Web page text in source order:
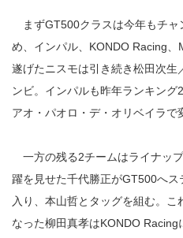
まずGT500クラスは今年もチャ
め、インパル、KONDO Racing
遂げたニスモは引き続き松田次生
ンビ。インパルも昨年ランキング
アオ・パオロ・デ・オリベイラで
一方の残る2チームはライナッ
躍を見せた千代勝正がGT500へ
入り、本山哲とタッグを組む。
なった柳田真孝はKONDO